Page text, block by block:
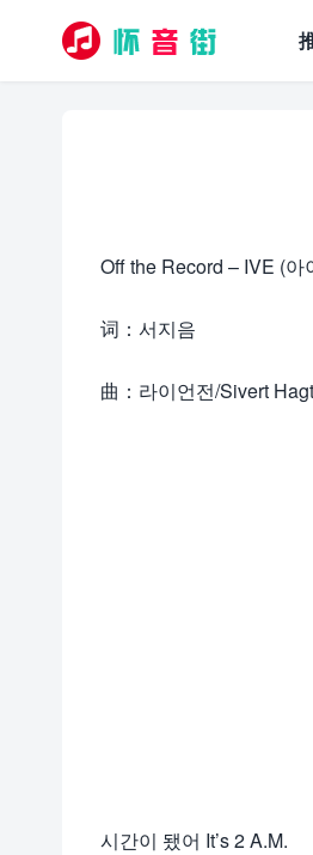
Off the Record – IVE (아
词：서지음
曲：라이언전/Sivert
시간이 됐어 It’s 2 A.M.